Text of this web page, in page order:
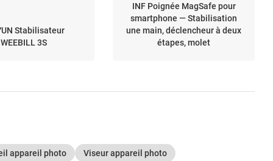
Stabilisateur
WEEBILL 3S
INF Poignée MagSafe pour
smartphone — Stabilisation
une main, déclencheur à deux
étapes, molet
appareil photo
Viseur appareil photo